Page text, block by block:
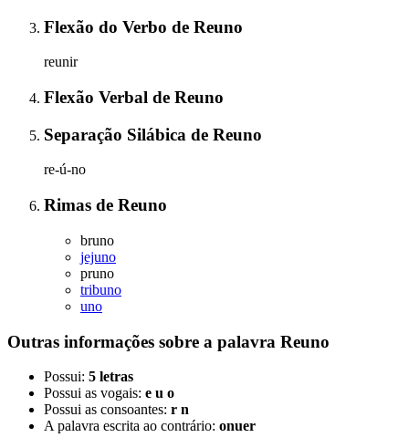
Flexão do Verbo de Reuno
reunir
Flexão Verbal de Reuno
Separação Silábica de Reuno
re-ú-no
Rimas de Reuno
bruno
jejuno
pruno
tribuno
uno
Outras informações sobre a palavra Reuno
Possui: 5 letras
Possui as vogais: e u o
Possui as consoantes: r n
A palavra escrita ao contrário: onuer